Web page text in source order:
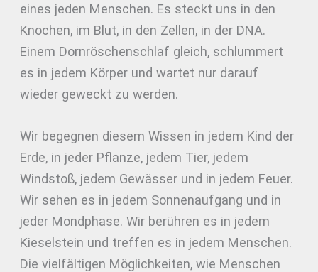
eines jeden Menschen. Es steckt uns in den
Knochen, im Blut, in den Zellen, in der DNA.
Einem Dornröschenschlaf gleich, schlummert
es in jedem Körper und wartet nur darauf
wieder geweckt zu werden.
Wir begegnen diesem Wissen in jedem Kind der
Erde, in jeder Pflanze, jedem Tier, jedem
Windstoß, jedem Gewässer und in jedem Feuer.
Wir sehen es in jedem Sonnenaufgang und in
jeder Mondphase. Wir berühren es in jedem
Kieselstein und treffen es in jedem Menschen.
Die vielfältigen Möglichkeiten, wie Menschen